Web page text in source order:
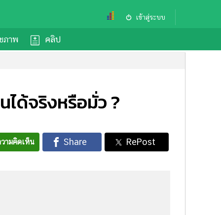
เข้าสู่ระบบ
ภาพ คลิป
ด้จริงหรือมั่ว ?
ามคิดเห็น